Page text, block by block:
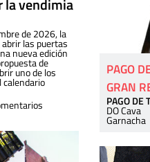
la vendimia
de 2026, la
las puertas
nueva edición
de
uno de los
PAGO
GRAN
PAGO DE
DO Cava
Garnacha